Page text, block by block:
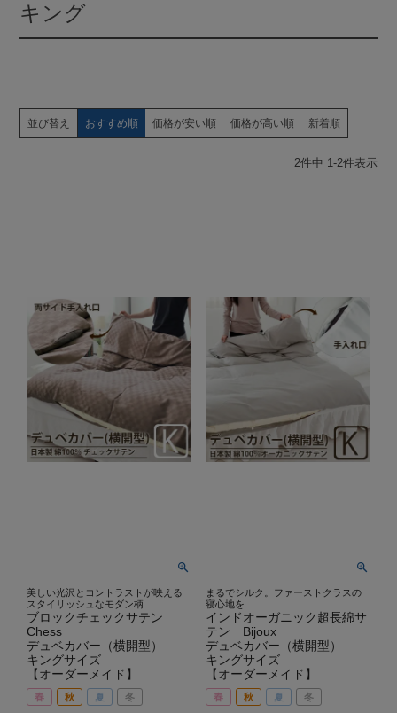
キング
並び替え おすすめ順 価格が安い順 価格が高い順 新着順
2件中 1-2件表示
美しい光沢とコントラストが映える
スタイリッシュなモダン柄
ブロックチェックサテン
Chess
デュベカバー（横開型）
キングサイズ
【オーダーメイド】
春 秋 夏 冬
まるでシルク。ファーストクラスの
寝心地を
インドオーガニック超長綿サ
テン Bijoux
デュベカバー（横開型）
キングサイズ
【オーダーメイド】
春 秋 夏 冬